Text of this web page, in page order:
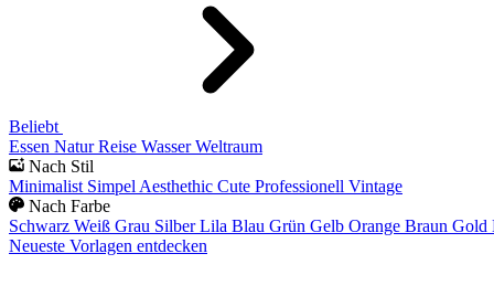
Beliebt
Essen Natur Reise Wasser Weltraum
Nach Stil
Minimalist Simpel Aesthethic Cute Professionell Vintage
Nach Farbe
Schwarz Weiß Grau Silber Lila Blau Grün Gelb Orange Braun Gold
Neueste Vorlagen entdecken